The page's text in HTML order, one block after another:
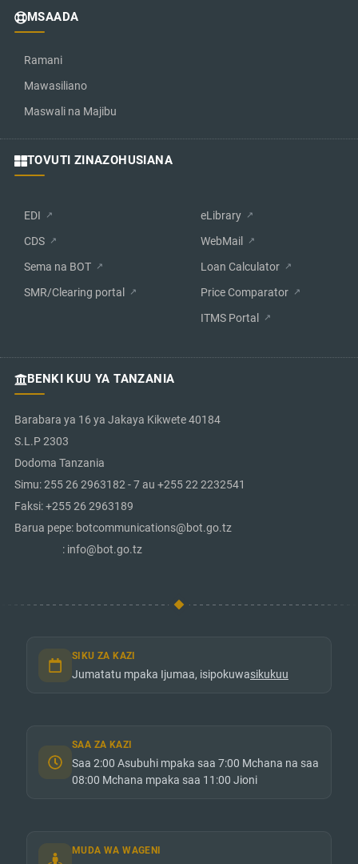
MSAADA
Ramani
Mawasiliano
Maswali na Majibu
TOVUTI ZINAZOHUSIANA
EDI
CDS
Sema na BOT
SMR/Clearing portal
eLibrary
WebMail
Loan Calculator
Price Comparator
ITMS Portal
BENKI KUU YA TANZANIA
Barabara ya 16 ya Jakaya Kikwete 40184
S.L.P 2303
Dodoma Tanzania
Simu: 255 26 2963182 - 7 au +255 22 2232541
Faksi: +255 26 2963189
Barua pepe: botcommunications@bot.go.tz
: info@bot.go.tz
SIKU ZA KAZI
Jumatatu mpaka Ijumaa, isipokuwasikukuu
SAA ZA KAZI
Saa 2:00 Asubuhi mpaka saa 7:00 Mchana na saa
08:00 Mchana mpaka saa 11:00 Jioni
MUDA WA WAGENI